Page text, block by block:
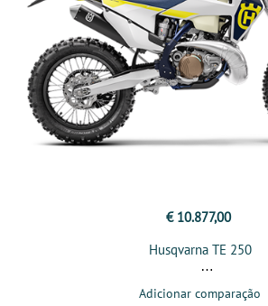
€ 10.877,00
Husqvarna TE 250
Adicionar comparação